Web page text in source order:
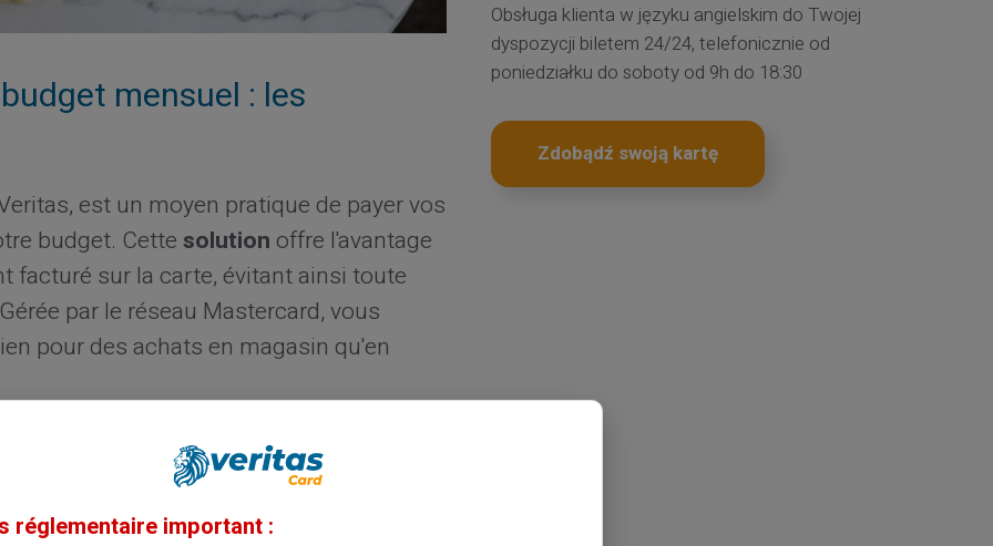
mensuel : les
est un moyen pratique de payer vos
budget. Cettesolution offre l'avantage
facturé sur la carte, évitant ainsi toute
par le réseau Mastercard, vous
pour des achats en magasin qu'en
grâce à une carte
Obsługa klienta w języku angielskim do Twojej
dyspozycji biletem 24/24, telefonicznie od
poniedziałku do soboty od 9h do 18:30
Zdobądź swoją kartę
réglementaire important :